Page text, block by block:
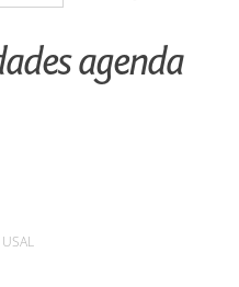
agenda